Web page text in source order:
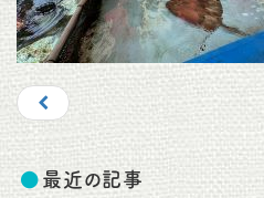
最近の記事